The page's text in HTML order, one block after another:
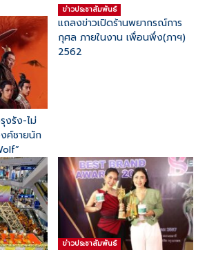
งรัง-ไม่
ค์ชายนัก
ข่าวประชาสัมพันธ์
แถลงข่าวเปิดร้านพยากรณ์การ
กุศล ภายในงาน เพื่อนพึ่ง(ภาฯ)
2562
ข่าวประชาสัมพันธ์